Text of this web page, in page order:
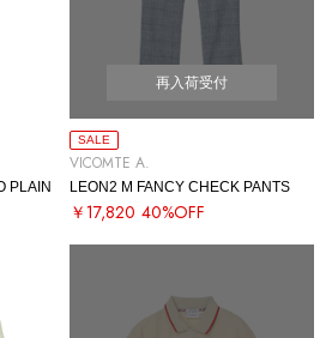
PLAIN
再入荷受付
SALE
VICOMTE A.
LEON2 M FANCY CHECK PANTS
￥17,820 40%OFF